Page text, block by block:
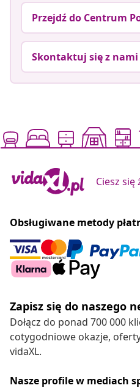
Przejdź do Centrum
Skontaktuj się z nami
Ciesz się
Obsługiwane metody
Zapisz się do naszego
Dołącz do ponad 700 000
cotygodniowe okazje,
vidaXL.
Nasze profile w mediach